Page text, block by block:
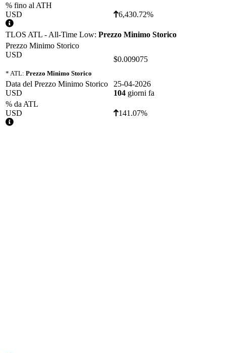
% fino al ATH
USD
6,430.72%
TLOS ATL - All-Time Low: Prezzo Minimo Storico
Prezzo Minimo Storico
USD
* ATL: Prezzo Minimo Storico
$0.009075
Data del Prezzo Minimo Storico
USD
25-04-2026
104 giorni fa
% da ATL
USD
141.07%